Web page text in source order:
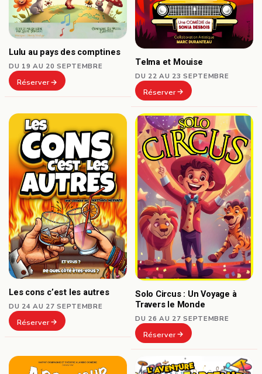
Lulu au pays des comptines
DU 19 AU 20 SEPTEMBRE
Réserver
Telma et Mouise
DU 22 AU 23 SEPTEMBRE
Réserver
Les cons c’est les autres
DU 24 AU 27 SEPTEMBRE
Réserver
Solo Circus : Un Voyage à
Travers le Monde
DU 26 AU 27 SEPTEMBRE
Réserver